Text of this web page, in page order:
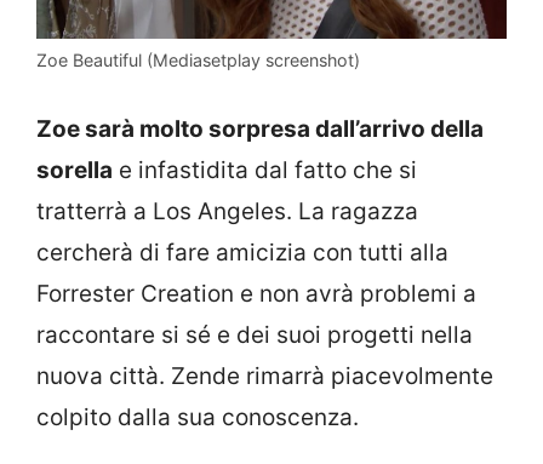
Zoe Beautiful (Mediasetplay screenshot)
Zoe sarà molto sorpresa dall’arrivo della
sorella e infastidita dal fatto che si
tratterrà a Los Angeles. La ragazza
cercherà di fare amicizia con tutti alla
Forrester Creation e non avrà problemi a
raccontare si sé e dei suoi progetti nella
nuova città. Zende rimarrà piacevolmente
colpito dalla sua conoscenza.